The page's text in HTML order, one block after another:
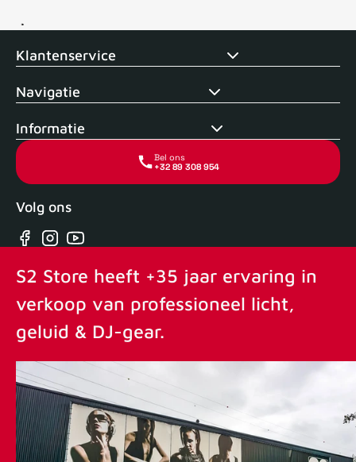
Voor 15uur besteld, zelfde dag verstuurd Echte winkel +35
Klantenservice
Navigatie
Informatie
Bel ons
+32 89 308 954
Volg ons
Facebook
Instagram
YouTube
S2 Store heeft +35 jaar ervaring in
verkoop van professioneel licht,
geluid & DJ-gear.